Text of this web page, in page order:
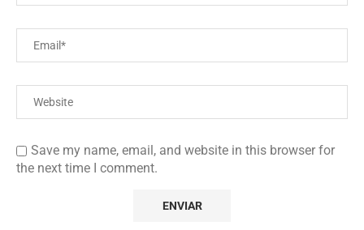
Save my name, email, and website in this browser for
the next time I comment.